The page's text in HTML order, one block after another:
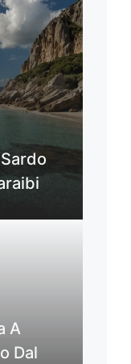
A
Dal